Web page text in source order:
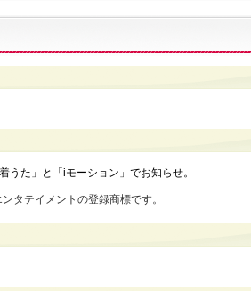
うた」と「iモーション」でお知らせ。
タテイメントの登録商標です。